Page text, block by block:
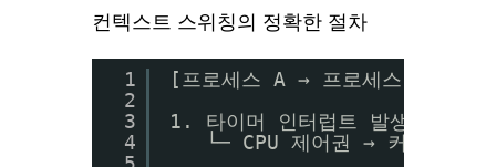
컨텍스트 스위칭의 정확한 절차
1
2
3
4
[프로세스 A → 프로세스 B로의
1. 타이머 인터럽트 발생
└─ CPU 제어권 → 커널